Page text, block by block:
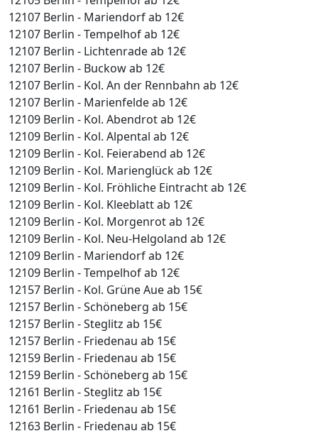
12107 Berlin - Mariendorf ab 12€
12107 Berlin - Tempelhof ab 12€
12107 Berlin - Lichtenrade ab 12€
12107 Berlin - Buckow ab 12€
12107 Berlin - Kol. An der Rennbahn ab 12€
12107 Berlin - Marienfelde ab 12€
12109 Berlin - Kol. Abendrot ab 12€
12109 Berlin - Kol. Alpental ab 12€
12109 Berlin - Kol. Feierabend ab 12€
12109 Berlin - Kol. Marienglück ab 12€
12109 Berlin - Kol. Fröhliche Eintracht ab 12€
12109 Berlin - Kol. Kleeblatt ab 12€
12109 Berlin - Kol. Morgenrot ab 12€
12109 Berlin - Kol. Neu-Helgoland ab 12€
12109 Berlin - Mariendorf ab 12€
12109 Berlin - Tempelhof ab 12€
12157 Berlin - Kol. Grüne Aue ab 15€
12157 Berlin - Schöneberg ab 15€
12157 Berlin - Steglitz ab 15€
12157 Berlin - Friedenau ab 15€
12159 Berlin - Friedenau ab 15€
12159 Berlin - Schöneberg ab 15€
12161 Berlin - Steglitz ab 15€
12161 Berlin - Friedenau ab 15€
12163 Berlin - Friedenau ab 15€